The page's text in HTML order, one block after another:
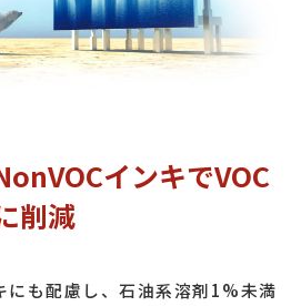
インキでVOC
削減
にも配慮し、石油系溶剤1%未満